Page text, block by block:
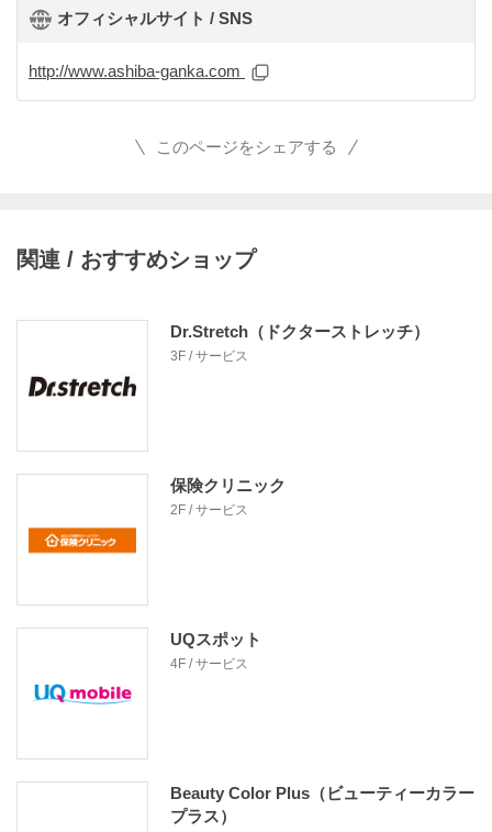
オフィシャルサイト / SNS
http://www.ashiba-ganka.com
このページをシェアする
関連 / おすすめショップ
Dr.Stretch（ドクターストレッチ）
3F / サービス
保険クリニック
2F / サービス
UQスポット
4F / サービス
Beauty Color Plus（ビューティーカラー
プラス）